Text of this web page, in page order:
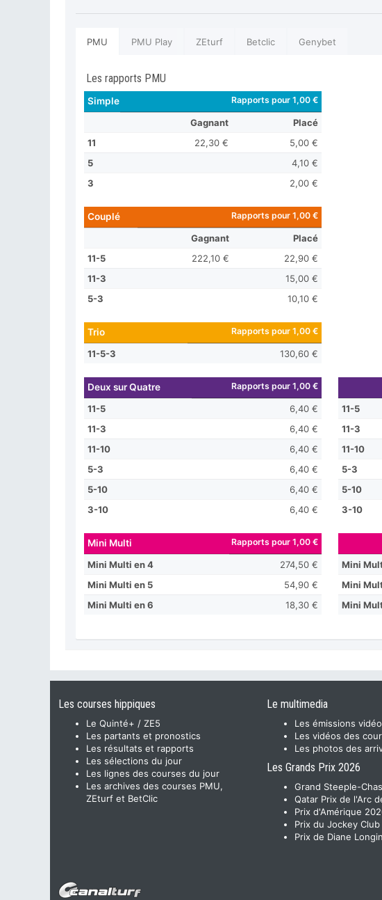
PMU PMU Play ZEturf Betclic Genybet
Les rapports PMU
Simple Rapports pour 1,00 €
Gagnant
Placé
11
22,30 €
5,00 €
5
4,10 €
3
2,00 €
Couplé Rapports pour 1,00 €
Gagnant
Placé
11-5
222,10 €
22,90 €
11-3
15,00 €
5-3
10,10 €
Trio Rapports pour 1,00 €
11-5-3 130,60 €
Deux sur Quatre Rapports pour 1,00 €
11-5
6,40 €
11-3
6,40 €
11-10
6,40 €
5-3
6,40 €
5-10
6,40 €
3-10
6,40 €
11-5
11-3
11-10
5-3
5-10
3-10
Mini Multi Rapports pour 1,00 €
Mini Multi en 4
274,50 €
Mini Multi en 5
54,90 €
Mini Multi en 6
18,30 €
Mini
Mini
Mini
Les courses hippiques
Le Quinté+ / ZE5
Les partants et pronostics
Les résultats et rapports
Les sélections du jour
Les lignes des courses du jour
Les archives des courses PMU,
ZEturf et BetClic
Le multimedia
Les émissions
Les vidéos des
Les photos des
Les Grands Prix 2026
Grand Steeple-
Qatar Prix de l'Arc
Prix d'Amérique
Prix du Jockey
Prix de Diane